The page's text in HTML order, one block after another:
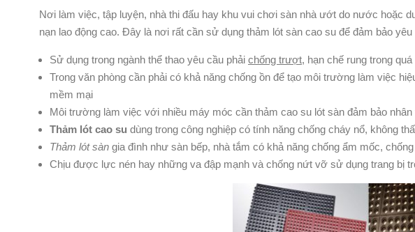
Nơi làm việc, tập luyện, nhà thi đấu hay khu vui chơi sàn nhà ướt do nước hoặc
nạn lao động cao. Đây là nơi rất cần sử dụng thảm lót sàn cao su để đảm bảo yêu
Sử dụng trong ngành thể thao yêu cầu phải chống trượt, hạn chế rung trong
Trong văn phòng cần phải có khả năng chống ồn để tạo môi trường làm việc
mềm mại
Môi trường làm việc với nhiều máy móc cần thảm cao su lót sàn đảm bảo
Thảm lót cao su dùng trong công nghiệp có tính năng chống cháy nổ, không
Thảm lót sàn gia đình như sàn bếp, nhà tắm có khả năng chống ẩm mốc,
Chịu được lực nén hay những va đập mạnh và chống nứt vỡ sử dụng trang bị